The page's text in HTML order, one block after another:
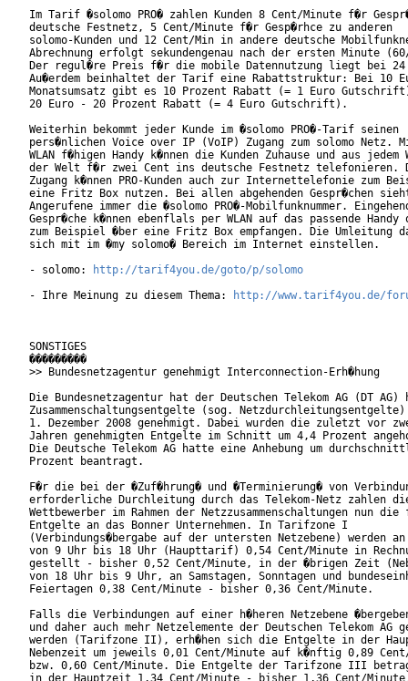
Im Tarif �solomo PRO� zahlen Kunden 8 Cent/Minute f�r
deutsche Festnetz, 5 Cent/Minute f�r Gesp�rhce zu anderen
solomo-Kunden und 12 Cent/Min in andere deutsche
Abrechnung erfolgt sekundengenau nach der ersten Minute
Der regul�re Preis f�r die mobile Datennutzung liegt bei 24
Au�erdem beinhaltet der Tarif eine Rabattstruktur: Bei 10
Monatsumsatz gibt es 10 Prozent Rabatt (= 1 Euro
20 Euro - 20 Prozent Rabatt (= 4 Euro Gutschrift).
Weiterhin bekommt jeder Kunde im �solomo PRO�-Tarif seinen
pers�nlichen Voice over IP (VoIP) Zugang zum solomo Netz.
WLAN f�higen Handy k�nnen die Kunden Zuhause und aus jedem
der Welt f�r zwei Cent ins deutsche Festnetz telefonieren.
Zugang k�nnen PRO-Kunden auch zur Internettelefonie zum
eine Fritz Box nutzen. Bei allen abgehenden Gespr�chen
Angerufene immer die �solomo PRO�-Mobilfunknummer.
Gespr�che k�nnen ebenflals per WLAN auf das passende Handy
zum Beispiel �ber eine Fritz Box empfangen. Die Umleitung
sich mit im �my solomo� Bereich im Internet
- solomo:
http://tarif4you.de/goto/p/solomo
- Ihre Meinung zu diesem Thema:
http://www.tarif4you.de/
SONSTIGES
���������
>> Bundesnetzagentur genehmigt Interconnection-Erh�hung
Die Bundesnetzagentur hat der Deutschen Telekom AG (DT AG)
Zusammenschaltungsentgelte (sog. Netzdurchleitungsentgelte)
1. Dezember 2008 genehmigt. Dabei wurden die zuletzt vor
Jahren genehmigten Entgelte im Schnitt um 4,4 Prozent
Die Deutsche Telekom AG hatte eine Anhebung um
Prozent beantragt.
F�r die bei der �Zuf�hrung� und �Terminierung� von
erforderliche Durchleitung durch das Telekom-Netz zahlen
Wettbewerber im Rahmen der Netzzusammenschaltungen nun die
Entgelte an das Bonner Unternehmen. In Tarifzone I
(Verbindungs�bergabe auf der untersten Netzebene) werden an
von 9 Uhr bis 18 Uhr (Haupttarif) 0,54 Cent/Minute in
gestellt - bisher 0,52 Cent/Minute, in der �brigen Zeit
von 18 Uhr bis 9 Uhr, an Samstagen, Sonntagen und
Feiertagen 0,38 Cent/Minute - bisher 0,36 Cent/
Falls die Verbindungen auf einer h�heren Netzebene
und daher auch mehr Netzelemente der Deutschen Telekom AG
werden (Tarifzone II), erh�hen sich die Entgelte in der
Nebenzeit um jeweils 0,01 Cent/Minute auf k�nftig 0,89
bzw. 0,60 Cent/Minute. Die Entgelte der Tarifzone III
in der Hauptzeit 1,34 Cent/Minute - bisher 1,36 Cent/